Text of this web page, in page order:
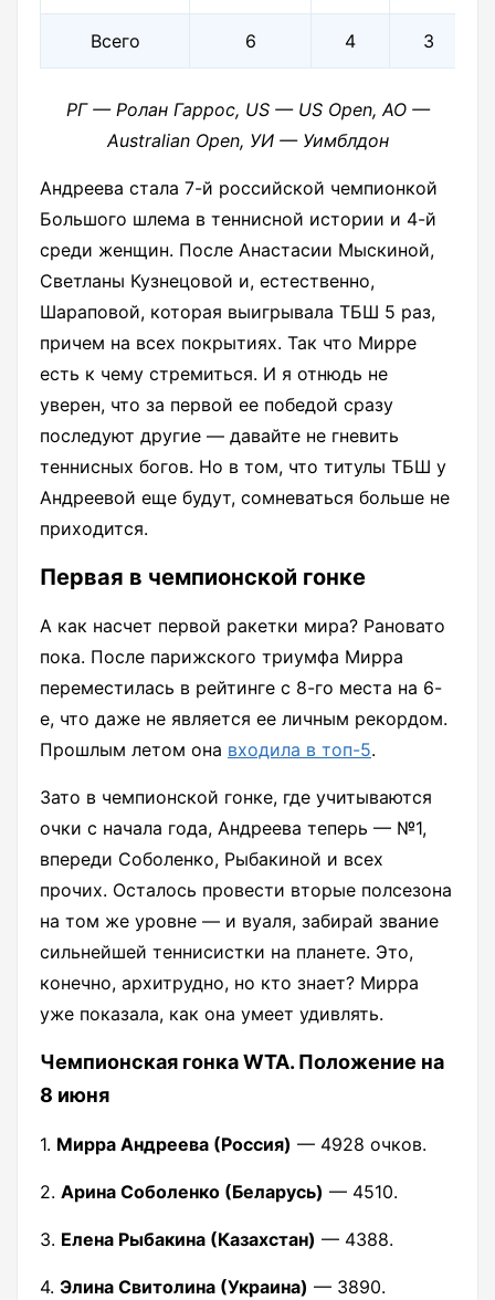
Всего 6 4 3
РГ — Ролан Гаррос, US — US Open, AO —
Australian Open, УИ — Уимблдон
Андреева стала 7-й российской чемпионкой
Большого шлема в теннисной истории и 4-й
среди женщин. После Анастасии Мыскиной,
Светланы Кузнецовой и, естественно,
Шараповой, которая выигрывала ТБШ 5 раз,
причем на всех покрытиях. Так что Мирре
есть к чему стремиться. И я отнюдь не
уверен, что за первой ее победой сразу
последуют другие — давайте не гневить
теннисных богов. Но в том, что титулы ТБШ у
Андреевой еще будут, сомневаться больше не
приходится.
Первая в чемпионской гонке
А как насчет первой ракетки мира? Рановато
пока. После парижского триумфа Мирра
переместилась в рейтинге с 8-го места на 6-
е, что даже не является ее личным рекордом.
Прошлым летом она входила в топ-5.
Зато в чемпионской гонке, где учитываются
очки с начала года, Андреева теперь — №1,
впереди Соболенко, Рыбакиной и всех
прочих. Осталось провести вторые полсезона
на том же уровне — и вуаля, забирай звание
сильнейшей теннисистки на планете. Это,
конечно, архитрудно, но кто знает? Мирра
уже показала, как она умеет удивлять.
Чемпионская гонка WTA. Положение на
8 июня
1. Мирра Андреева (Россия) — 4928 очков.
2. Арина Соболенко (Беларусь) — 4510.
3. Елена Рыбакина (Казахстан) — 4388.
4. Элина Свитолина (Украина) — 3890.